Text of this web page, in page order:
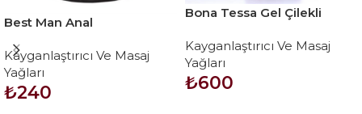
Best Man Anal
Kayganlaştırıcı Ve Masaj
Yağları
₺240
Bona Tessa Gel Çilekli
Kayganlaştırıcı Ve Masaj
Yağları
₺600